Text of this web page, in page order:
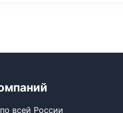
всей России